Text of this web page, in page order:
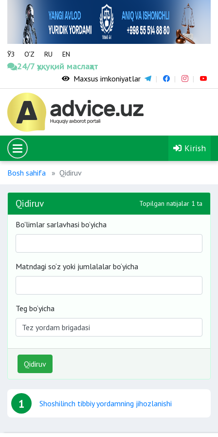
ЎЗ O‘Z RU EN
24/7 ҳуқуқий маслаҳат
Maxsus imkoniyatlar
Kirish
Bosh sahifa Qidiruv
Qidiruv Topilgan natijalar 1 ta
Bo'limlar sarlavhasi bo’yicha
Matndagi so‘z yoki jumlalalar bo‘yicha
Teg bo‘yicha
Qidiruv
1 Shoshilinch tibbiy yordamning jihozlanishi